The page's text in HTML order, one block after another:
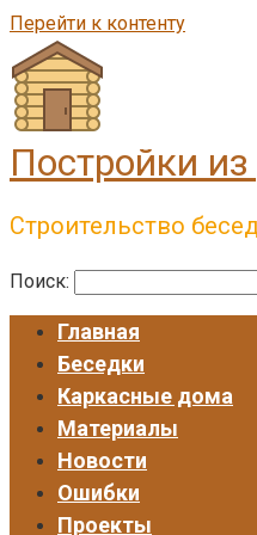
Перейти к контенту
Постройки
Строительство
Поиск:
Главная
Беседки
Каркасные дома
Материалы
Новости
Ошибки
Проекты